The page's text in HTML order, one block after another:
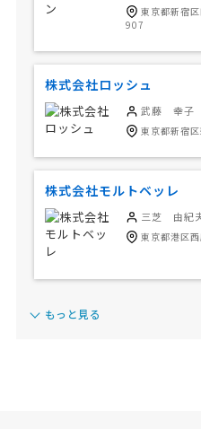
東京都新宿
907
株式会社ロッシュ
武藤 幸子
東京都新宿
株式会社モルトベッレ
三芝 由紀
東京都港区
もっと見る